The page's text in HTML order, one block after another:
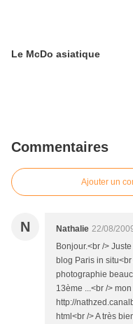
Le McDo asiatique
Commentaires
Ajouter un
N Nathalie 22/08/
Bonjour.<br />
blog Paris in
photographie
13ème ...<br />
http://
html<br /> A très